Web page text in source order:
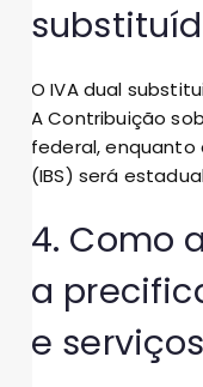
O IVA dual
A Contribuição
federal, enquanto
(IBS) será
4. Como
a
e